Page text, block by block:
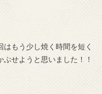
もう少し焼く時間を短く
せようと思いました！！